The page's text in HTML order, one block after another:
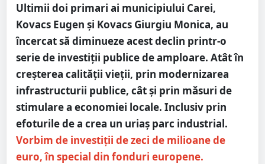
Ultimii doi primari ai municipiului Carei,
Kovacs Eugen și Kovacs Giurgiu Monica, au
încercat să diminueze acest declin printr-o
serie de investiții publice de amploare. Atât în
creșterea calității vieții, prin modernizarea
infrastructurii publice, cât și prin măsuri de
stimulare a economiei locale. Inclusiv prin
efoturile de a crea un uriaș parc industrial.
Vorbim de investiții de zeci de milioane de
euro, în special din fonduri europene.